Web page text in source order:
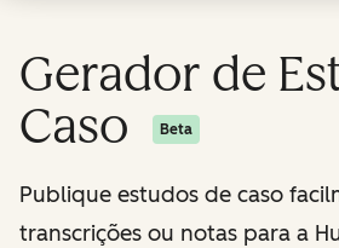
Gerador de
Caso
Beta
Publique estudos de caso
transcrições ou notas para a